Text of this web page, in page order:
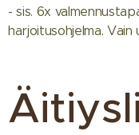
- sis. 6x
harjoitusohjelma. Vain